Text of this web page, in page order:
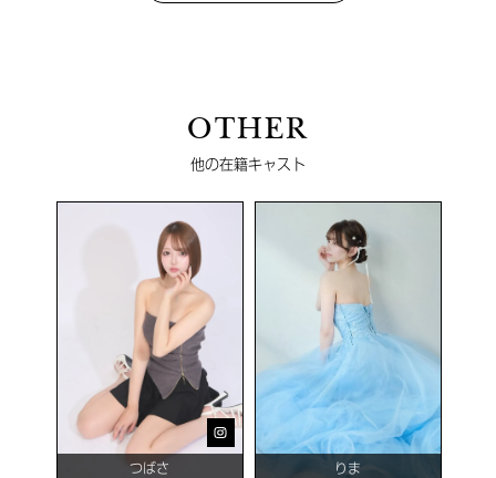
OTHER
他の在籍キャスト
つばさ りま